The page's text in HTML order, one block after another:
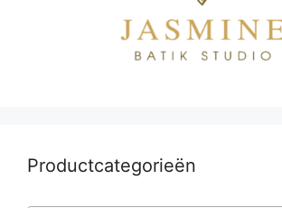
Productcategorieën